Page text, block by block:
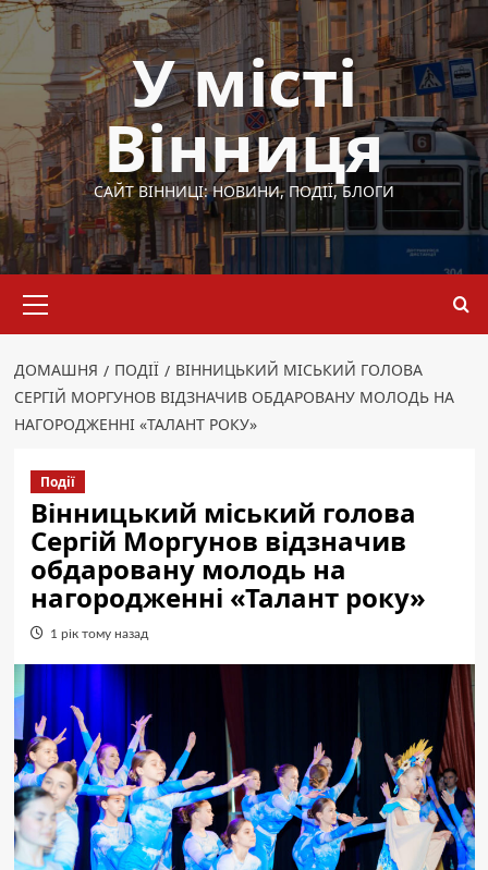
Перейти
до
вмісту
У місті
Вінниця
САЙТ ВІННИЦІ: НОВИНИ, ПОДІЇ, БЛОГИ
меню
ДОМАШНЯ ПОДІЇ
ВІННИЦЬКИЙ МІСЬКИЙ ГОЛОВА
СЕРГІЙ МОРГУНОВ ВІДЗНАЧИВ ОБДАРОВАНУ МОЛОДЬ НА
НАГОРОДЖЕННІ «ТАЛАНТ РОКУ»
Події
Вінницький міський голова
Сергій Моргунов відзначив
обдаровану молодь на
нагородженні «Талант року»
1 рік тому назад